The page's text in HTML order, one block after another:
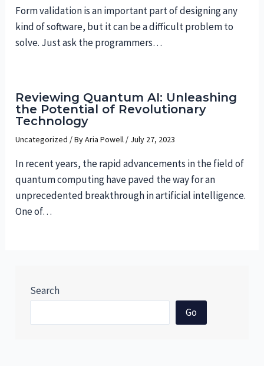
Form validation is an important part of designing any
kind of software, but it can be a difficult problem to
solve. Just ask the programmers…
Reviewing Quantum AI: Unleashing
the Potential of Revolutionary
Technology
Uncategorized / ByAria Powell / July 27, 2023
In recent years, the rapid advancements in the field of
quantum computing have paved the way for an
unprecedented breakthrough in artificial intelligence.
One of…
Search
Go